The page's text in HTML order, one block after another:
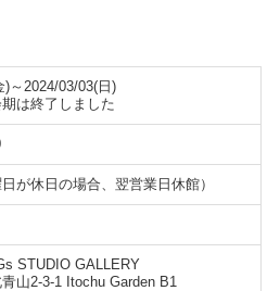
)～2024/03/03(日)
は終了しました
が休日の場合、翌営業日休館）
STUDIO GALLERY
山2-3-1 Itochu Garden B1